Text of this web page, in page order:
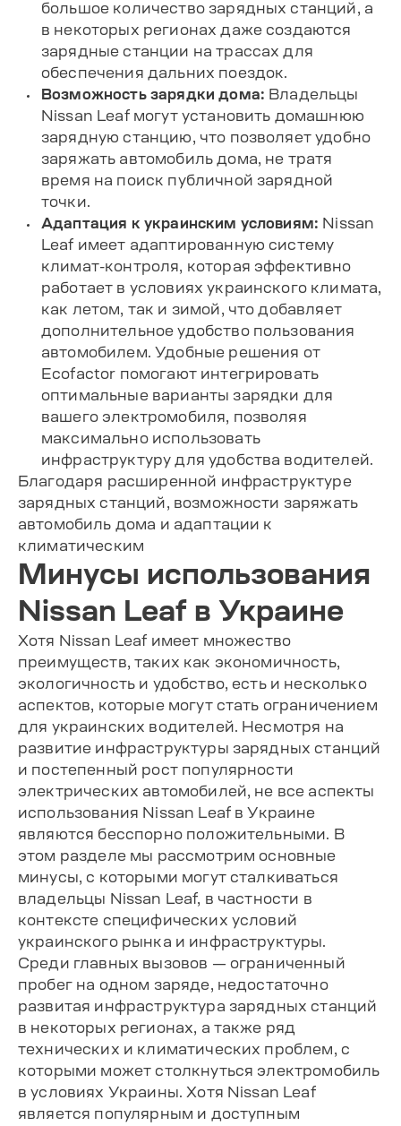
большое количество зарядных станций, а
в некоторых регионах даже создаются
зарядные станции на трассах для
обеспечения дальних поездок.
Возможность зарядки дома: Владельцы
Nissan Leaf могут установить домашнюю
зарядную станцию, что позволяет удобно
заряжать автомобиль дома, не тратя
время на поиск публичной зарядной
точки.
Адаптация к украинским условиям: Nissan
Leaf имеет адаптированную систему
климат-контроля, которая эффективно
работает в условиях украинского климата,
как летом, так и зимой, что добавляет
дополнительное удобство пользования
автомобилем. Удобные решения от
Ecofactor помогают интегрировать
оптимальные варианты зарядки для
вашего электромобиля, позволяя
максимально использовать
инфраструктуру для удобства водителей.
Благодаря расширенной инфраструктуре
зарядных станций, возможности заряжать
автомобиль дома и адаптации к
климатическим
Минусы использования
Nissan Leaf в Украине
Хотя Nissan Leaf имеет множество
преимуществ, таких как экономичность,
экологичность и удобство, есть и несколько
аспектов, которые могут стать ограничением
для украинских водителей. Несмотря на
развитие инфраструктуры зарядных станций
и постепенный рост популярности
электрических автомобилей, не все аспекты
использования Nissan Leaf в Украине
являются бесспорно положительными. В
этом разделе мы рассмотрим основные
минусы, с которыми могут сталкиваться
владельцы Nissan Leaf, в частности в
контексте специфических условий
украинского рынка и инфраструктуры.
Среди главных вызовов — ограниченный
пробег на одном заряде, недостаточно
развитая инфраструктура зарядных станций
в некоторых регионах, а также ряд
технических и климатических проблем, с
которыми может столкнуться электромобиль
в условиях Украины. Хотя Nissan Leaf
является популярным и доступным